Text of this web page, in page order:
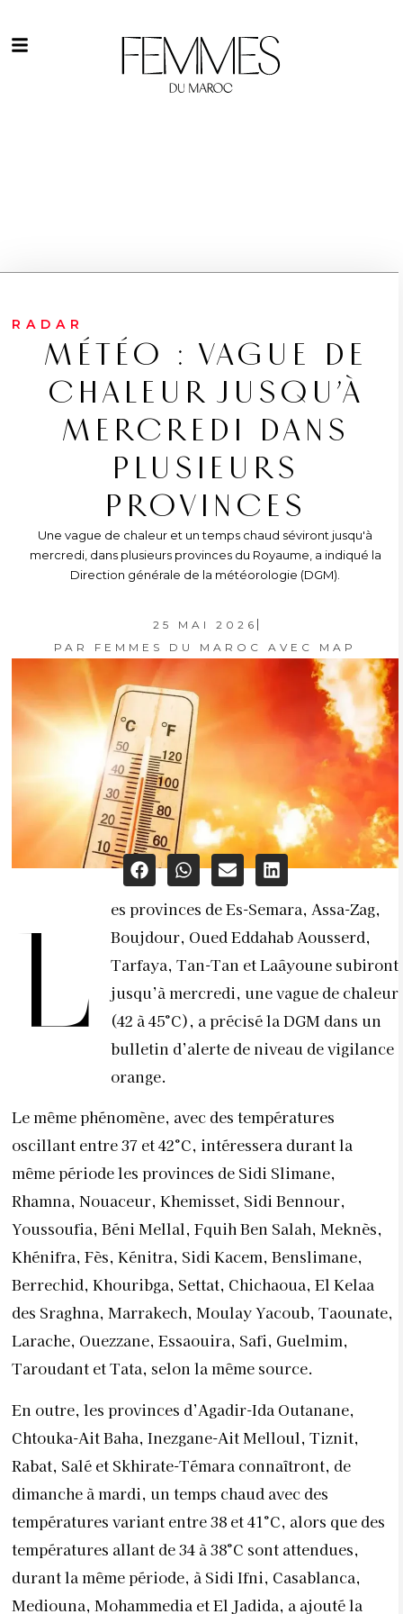
RADAR
MÉTÉO : VAGUE DE
CHALEUR JUSQU’À
MERCREDI DANS
PLUSIEURS
PROVINCES
Une vague de chaleur et un temps chaud séviront jusqu'à
mercredi, dans plusieurs provinces du Royaume, a indiqué la
Direction générale de la météorologie (DGM).
25 MAI 2026
PAR
FEMMES DU MAROC AVEC MAP
L
es provinces de Es-Semara, Assa-Zag,
Boujdour, Oued Eddahab Aousserd,
Tarfaya, Tan-Tan et Laâyoune subiront
jusqu’à mercredi, une vague de chaleur
(42 à 45°C), a précisé la DGM dans un
bulletin d’alerte de niveau de vigilance
orange.
Le même phénomène, avec des températures
oscillant entre 37 et 42°C, intéressera durant la
même période les provinces de Sidi Slimane,
Rhamna, Nouaceur, Khemisset, Sidi Bennour,
Youssoufia, Béni Mellal, Fquih Ben Salah, Meknès,
Khénifra, Fès, Kénitra, Sidi Kacem, Benslimane,
Berrechid, Khouribga, Settat, Chichaoua, El Kelaa
des Sraghna, Marrakech, Moulay Yacoub, Taounate,
Larache, Ouezzane, Essaouira, Safi, Guelmim,
Taroudant et Tata, selon la même source.
En outre, les provinces d’Agadir-Ida Outanane,
Chtouka-Ait Baha, Inezgane-Ait Melloul, Tiznit,
Rabat, Salé et Skhirate-Témara connaîtront, de
dimanche à mardi, un temps chaud avec des
températures variant entre 38 et 41°C, alors que des
températures allant de 34 à 38°C sont attendues,
durant la même période, à Sidi Ifni, Casablanca,
Mediouna, Mohammedia et El Jadida, a ajouté la